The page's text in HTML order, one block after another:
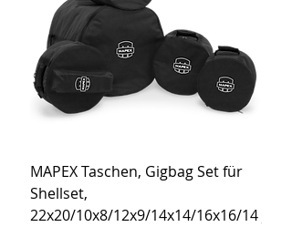
MAPEX Taschen, Gigbag Set für
Shellset,
22x20/10x8/12x9/14x14/16x16/14